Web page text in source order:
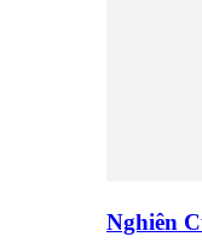
Nghiên